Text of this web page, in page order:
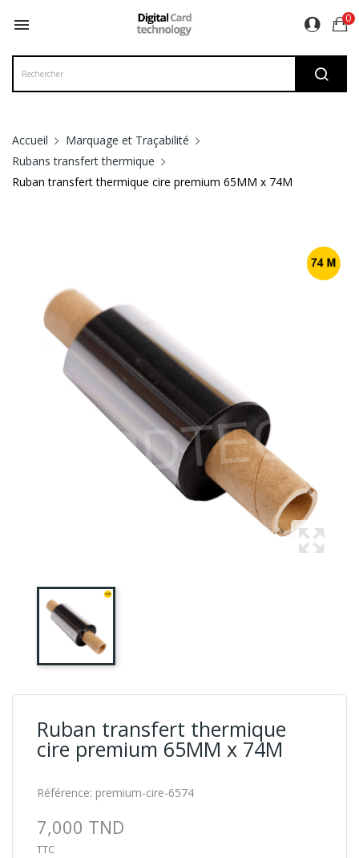
 0
Accueil
Marquage et Traçabilité
Rubans transfert thermique
Ruban transfert thermique cire premium 65MM x 74M
Ruban transfert thermique
cire premium 65MM x 74M
Référence: premium-cire-6574
7,000 TND
TTC